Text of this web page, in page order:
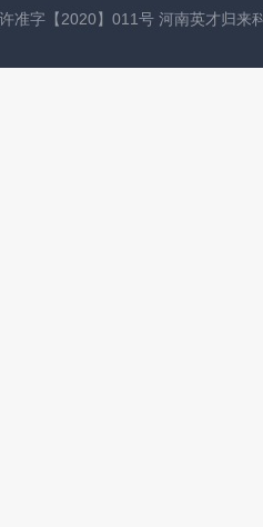
准字【2020】011号 河南英才归来